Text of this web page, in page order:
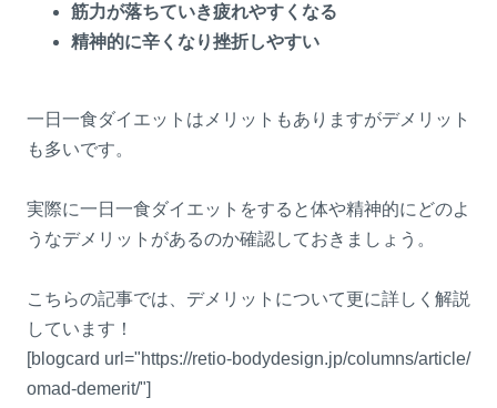
筋力が落ちていき疲れやすくなる
精神的に辛くなり挫折しやすい
一日一食ダイエットはメリットもありますがデメリット
も多いです。
実際に一日一食ダイエットをすると体や精神的にどのよ
うなデメリットがあるのか確認しておきましょう。
こちらの記事では、デメリットについて更に詳しく解説
しています！
[blogcard url="https://retio-bodydesign.jp/columns/article/
omad-demerit/"]